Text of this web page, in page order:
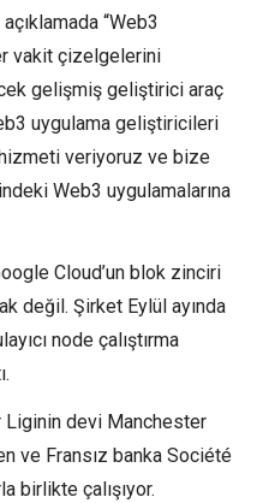
“Web3
vakit çizelgelerini
gelişmiş geliştirici araç
uygulama geliştiricileri
veriyoruz ve bize
Web3 uygulamalarına
Cloud’un blok zinciri
değil. Şirket Eylül ayında
node çalıştırma
devi Manchester
ve Fransız banka Société
birlikte çalışıyor.